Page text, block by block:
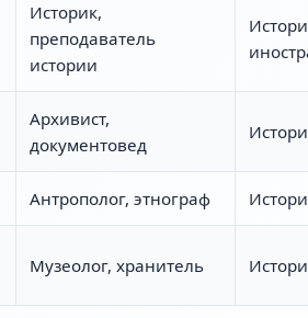
Историк,
преподаватель
истории
Архивист,
документовед
Антрополог, этнограф
Музеолог, хранитель